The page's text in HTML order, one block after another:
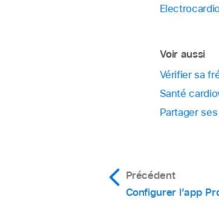
Voir aussi
Vérifier sa
Santé
Partager
Précédent
Configurer l’app